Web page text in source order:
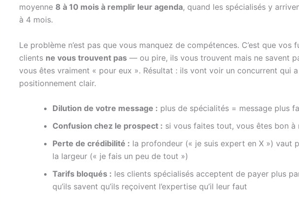
moyenne 8 à 10 mois à remplir leur agenda, quand les spécialisés y
à 4 mois.
Le problème n’est pas que vous manquez de compétences. C’est que vos
clients ne vous trouvent pas — ou pire, ils vous trouvent mais ne savent
vous êtes vraiment « pour eux ». Résultat : ils vont voir un concurrent qui a
positionnement clair.
Dilution de votre message : plus de spécialités = message plus
Confusion chez le prospect : si vous faites tout, vous êtes bon à
Perte de crédibilité : la profondeur (« je suis expert en X ») vaut
la largeur (« je fais un peu de tout »)
Tarifs bloqués : les clients spécialisés acceptent de payer plus
qu’ils savent qu’ils reçoivent l’expertise qu’il leur faut